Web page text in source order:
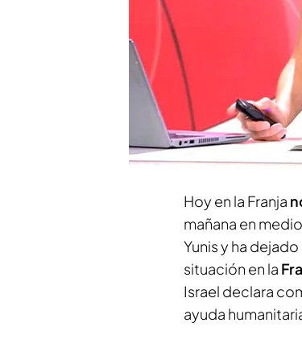
La exmilitante
del partido en
llegado
de Aldama
y el
Aldama ha
recibiendo.
El reparto de
Hoy en la Franja
mañana en
Yunis y ha
situación en la
Israel declara
ayuda